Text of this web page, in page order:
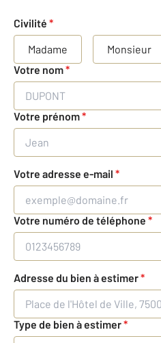
Civilité *
Madame
Monsieur
Votre nom*
Votre prénom*
Votre adresse e-mail *
Votre numéro de téléphone *
Adresse du bien à estimer*
Type de bien à estimer*